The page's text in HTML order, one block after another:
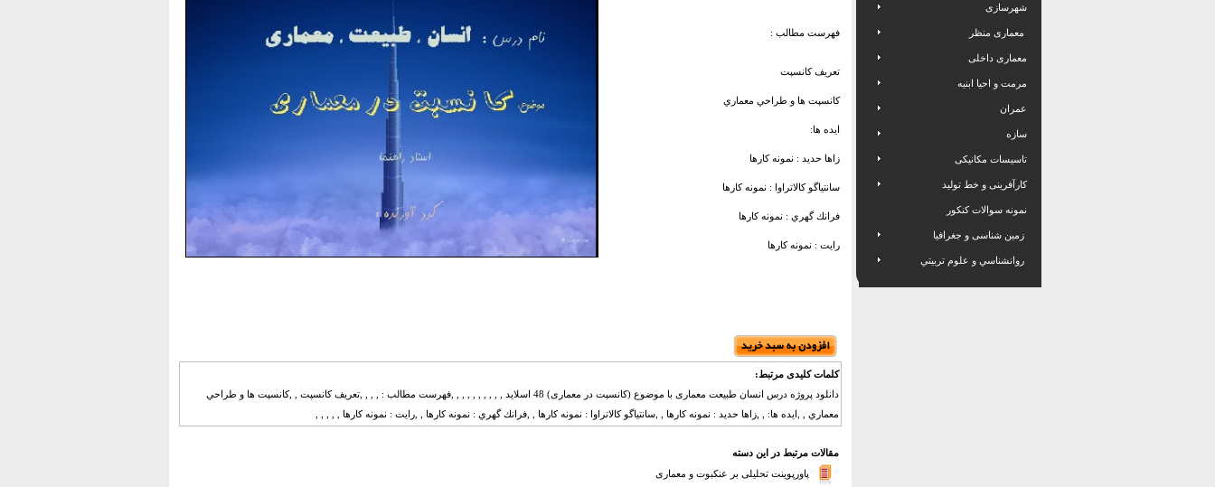
فهرست مطالب :
تعریف کانسپت
کانسپت ها و طراحي معماري
ايده ها:
زاها حدید : نمونه کارها
سانتياگو كالاتراوا : نمونه کارها
فرانك گهري : نمونه کارها
رایت : نمونه کارها
کلمات کلیدی مرتبط:
دانلود پروژه درس انسان طبیعت معماری با موضوع (کانسپت در معماری) 48 اسلاید , , , , , , , , , ,فهرست مطالب : , , , ,تعریف کانسپت , ,کانسپت ها و طراحي
معماري , ,ايده ها: , ,زاها حدید : نمونه کارها , ,سانتياگو كالاتراوا : نمونه کارها , ,فرانك گهري : نمونه کارها , ,رایت : نمونه کارها , , , , ,
مقالات مرتبط در این دسته
پاورپوینت تحلیلی بر عنکبوت و معماری
شهرسازی
معماری منظر
معماری داخلی
مرمت و احیا ابنیه
عمران
سازه
تاسیسات مکانیکی
کارآفرینی و خط تولید
نمونه سوالات کنکور
زمین شناسی و جغرافیا
روانشناسي و علوم تربيتي